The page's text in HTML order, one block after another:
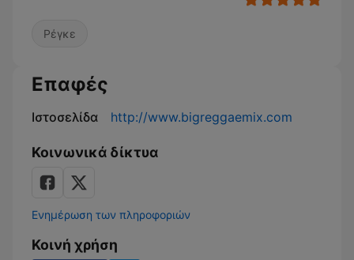
Ρέγκε
Επαφές
Ιστοσελίδα http://www.bigreggaemix.com
Κοινωνικά δίκτυα
Ενημέρωση των πληροφοριών
Κοινή χρήση